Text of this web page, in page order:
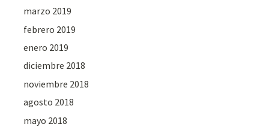
marzo 2019
febrero 2019
enero 2019
diciembre 2018
noviembre 2018
agosto 2018
mayo 2018